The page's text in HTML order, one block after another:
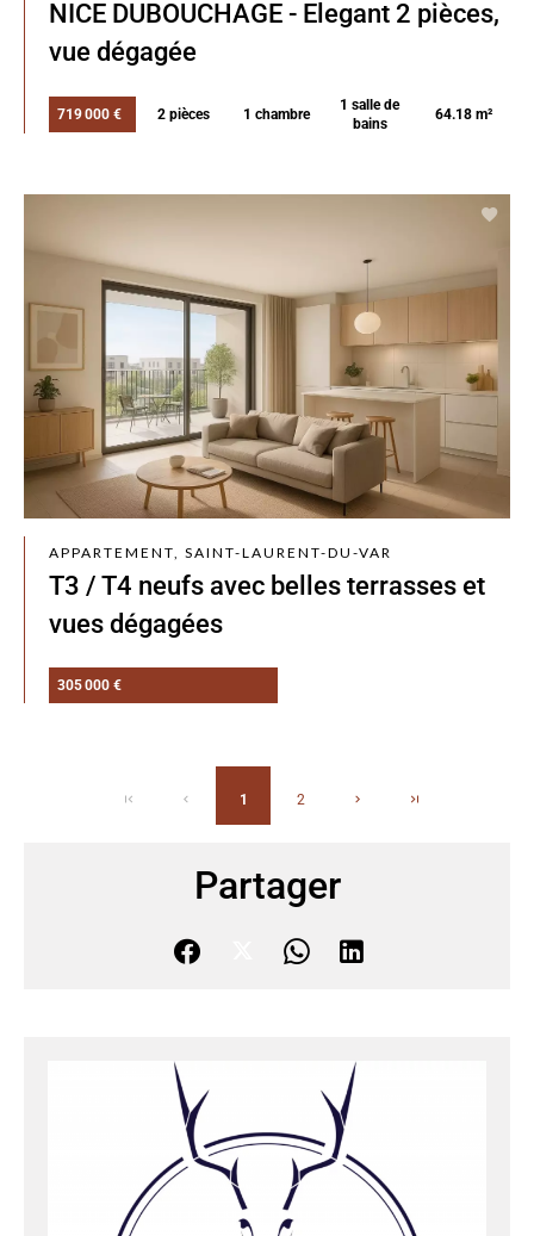
NICE DUBOUCHAGE - Elegant 2 pièces,
vue dégagée
719 000 € 2 pièces 1 chambre
1 salle de
bains
64.18 m²
APPARTEMENT, SAINT-LAURENT-DU-VAR
T3 / T4 neufs avec belles terrasses et
vues dégagées
305 000 €
1 2
Partager